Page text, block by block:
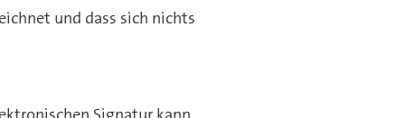
und dass sich nichts